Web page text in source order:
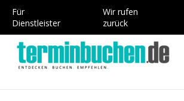
Für
Dienstleister
Wir rufen
zurück